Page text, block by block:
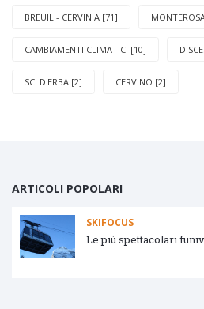
BREUIL - CERVINIA [71]
CAMBIAMENTI CLIMATICI [10]
SCI D'ERBA [2] CERVINO [2]
ARTICOLI POPOLARI
SKIFOCUS
Le più spettacolari